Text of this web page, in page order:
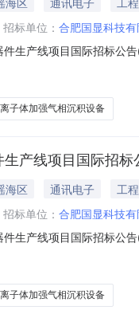
招标单位： 合肥国显科技
生产线项目国际招标公
请合格投标人参加投标
子体加强气相沉积设备
产线项目国际招标
海区 通讯电子
工程
招标单位： 合肥国显科技
生产线项目国际招标公
请合格投标人参加投标
子体加强气相沉积设备